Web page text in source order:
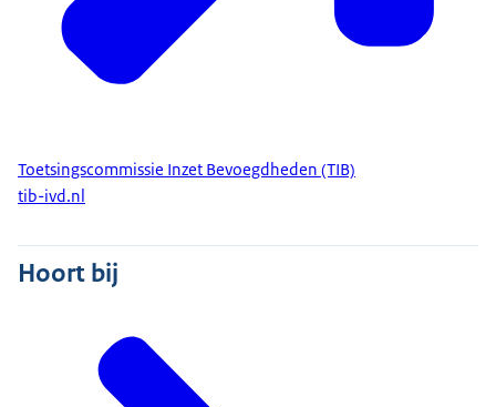
Toetsingscommissie Inzet Bevoegdheden (TIB)
tib-ivd.nl
Hoort bij